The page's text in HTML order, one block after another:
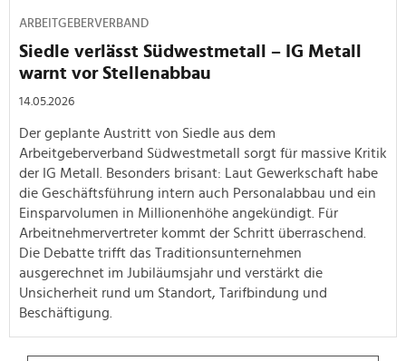
ARBEITGEBERVERBAND
Siedle verlässt Südwestmetall – IG Metall
warnt vor Stellenabbau
14.05.2026
Der geplante Austritt von Siedle aus dem
Arbeitgeberverband Südwestmetall sorgt für massive Kritik
der IG Metall. Besonders brisant: Laut Gewerkschaft habe
die Geschäftsführung intern auch Personalabbau und ein
Einsparvolumen in Millionenhöhe angekündigt. Für
Arbeitnehmervertreter kommt der Schritt überraschend.
Die Debatte trifft das Traditionsunternehmen
ausgerechnet im Jubiläumsjahr und verstärkt die
Unsicherheit rund um Standort, Tarifbindung und
Beschäftigung.